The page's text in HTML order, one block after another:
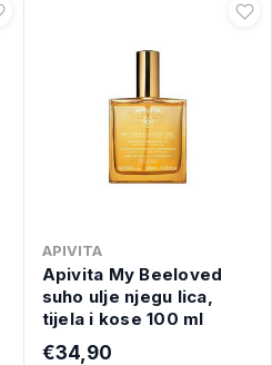
APIVITA
Apivita My Beeloved
suho ulje njegu lica,
tijela i kose 100 ml
€34,90